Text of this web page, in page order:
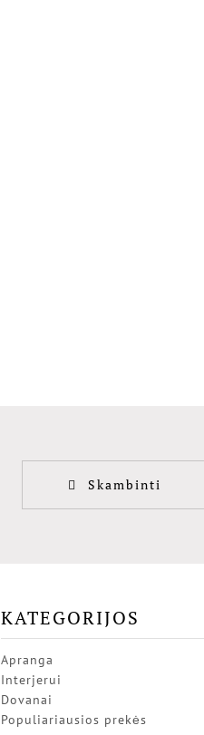
Skambinti
KATEGORIJOS
Apranga
Interjerui
Dovanai
Populiariausios prekės